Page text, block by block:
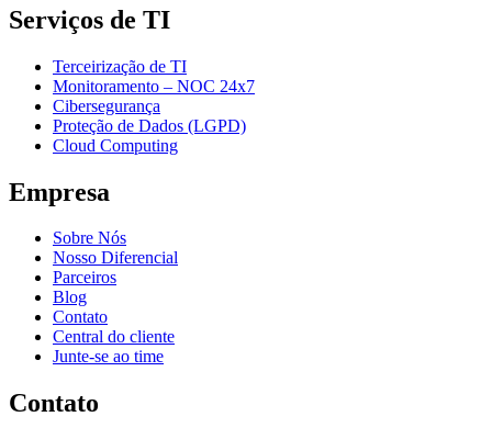
Serviços de TI
Terceirização de TI
Monitoramento – NOC 24x7
Cibersegurança
Proteção de Dados (LGPD)
Cloud Computing
Empresa
Sobre Nós
Nosso Diferencial
Parceiros
Blog
Contato
Central do cliente
Junte-se ao time
Contato